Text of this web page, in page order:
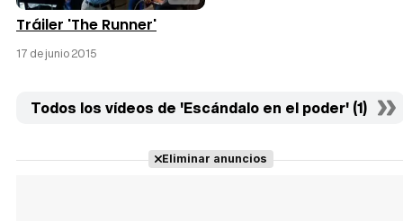
Tráiler 'The Runner'
17 de junio 2015
Todos los vídeos de 'Escándalo en el poder' (1)
Eliminar anuncios